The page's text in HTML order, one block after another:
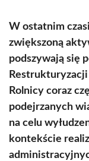
W ostatnim
zwiększoną
podszywają się
Rolnicy coraz
podejrzanych
na celu
kontekście